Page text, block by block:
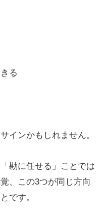
る
インかもしれません。
勘に任せる」ことでは
、この3つが同じ方向
です。